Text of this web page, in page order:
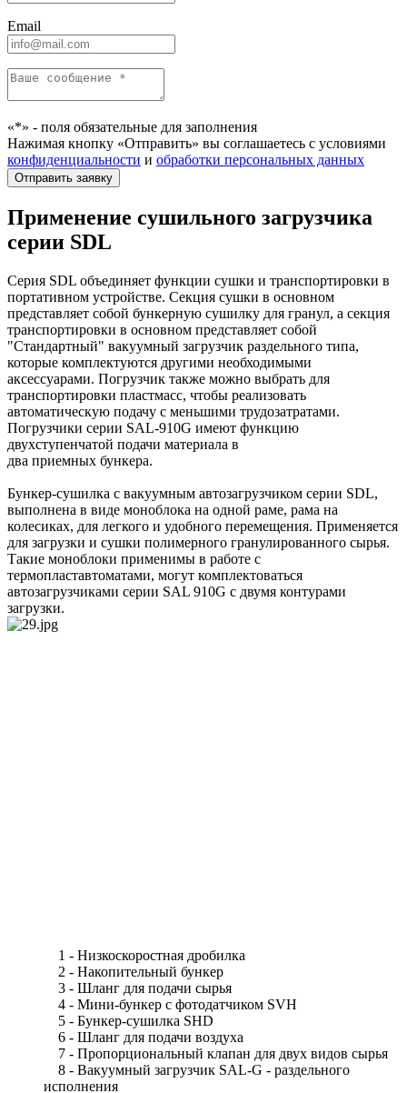
Email
«*» - поля обязательные для заполнения
Нажимая кнопку «Отправить» вы соглашаетесь с условиями
конфиденциальности и обработки персональных данных
Применение сушильного загрузчика
серии SDL
Серия SDL объединяет функции сушки и транспортировки в
портативном устройстве. Секция сушки в основном
представляет собой бункерную сушилку для гранул, а секция
транспортировки в основном представляет собой
"Стандартный" вакуумный загрузчик раздельного типа,
которые комплектуются другими необходимыми
аксессуарами. Погрузчик также можно выбрать для
транспортировки пластмасс, чтобы реализовать
автоматическую подачу с меньшими трудозатратами.
Погрузчики серии SAL-910G имеют функцию
двухступенчатой подачи материала в
два приемных бункера.
Бункер-сушилка с вакуумным автозагрузчиком серии SDL,
выполнена в виде моноблока на одной раме, рама на
колесиках, для легкого и удобного перемещения. Применяется
для загрузки и сушки полимерного гранулированного сырья.
Такие моноблоки применимы в работе с
термопластавтоматами, могут комплектоваться
автозагрузчиками серии SAL 910G с двумя контурами
загрузки.
1 - Низкоскоростная дробилка
2 - Накопительный бункер
3 - Шланг для подачи сырья
4 - Мини-бункер с фотодатчиком SVH
5 - Бункер-сушилка SHD
6 - Шланг для подачи воздуха
7 - Пропорциональный клапан для двух видов сырья
8 - Вакуумный загрузчик SAL-G - раздельного
исполнения